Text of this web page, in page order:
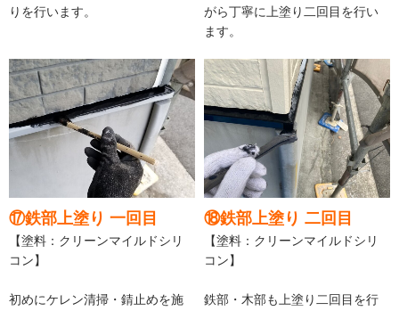
りを行います。
がら丁寧に上塗り二回目を行い
ます。
⑰鉄部上塗り 一回目
【塗料：クリーンマイルドシリ
コン】
初めにケレン清掃・錆止めを施
⑱鉄部上塗り 二回目
【塗料：クリーンマイルドシリ
コン】
鉄部・木部も上塗り二回目を行